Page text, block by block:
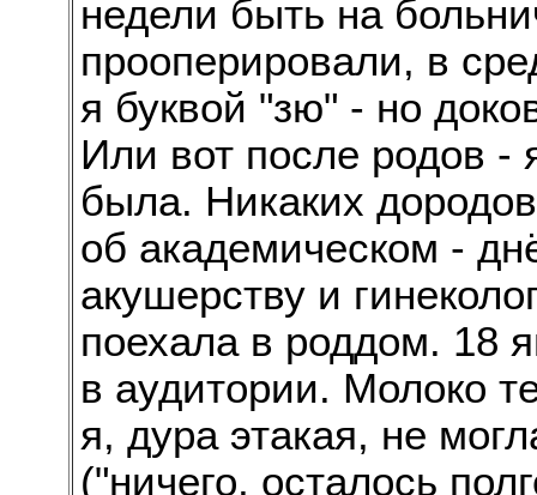
недели быть на
прооперировали, в
я буквой "зю" - но
Или вот после родов -
была. Никаких
об академическом -
акушерству и
поехала в роддом. 18
в аудитории. Молоко
я, дура этакая, не
("ничего, осталось